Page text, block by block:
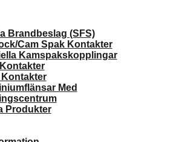
Brandbeslag (SFS)
Cam Spak Kontakter
Kamspakskopplingar
Med
Produkter